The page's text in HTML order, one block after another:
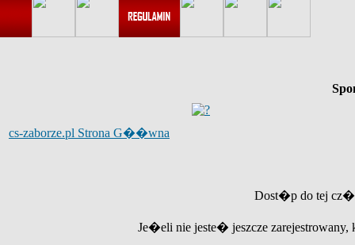
cs-zaborze.pl Strona G��wna
Dost�p do tej
Je�eli nie jeste� jeszcze